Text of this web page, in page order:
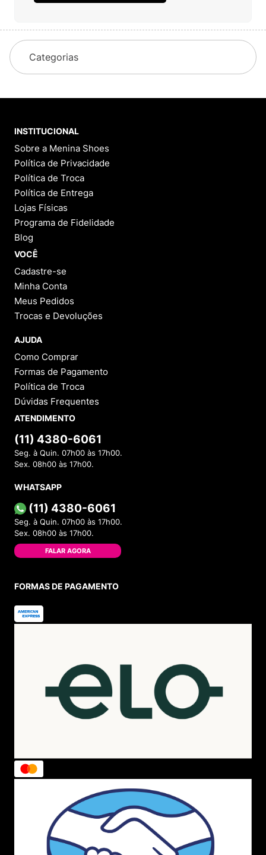
Complete seu Look:
Avaliações
Ainda não foram feitas avaliações para este
produto, o que acha de deixar uma?
ESCREVER AVALIAÇÃO
Categorias
INSTITUCIONAL
Sobre a Menina Shoes
Política de Privacidade
Política de Troca
Lojas Físicas
Programa de Fidelidade
Blog
Meus Pedidos
Trocas e Devoluções
Política de Troca
Dúvidas Frequentes
(11) 4380-6061
Seg. à Quin. 07h00 às 17h00.
Sex. 08h00 às 17h00.